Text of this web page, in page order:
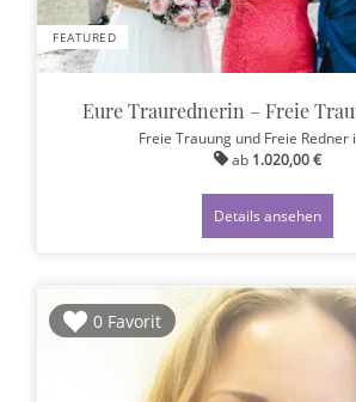
FEATURED
Eure Traurednerin – Freie
Freie Trauung und Freie Redner
ab 1.020,00 €
Details ansehen
0 Favorit